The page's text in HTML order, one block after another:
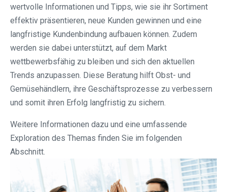
wertvolle Informationen und Tipps, wie sie ihr Sortiment
effektiv präsentieren, neue Kunden gewinnen und eine
langfristige Kundenbindung aufbauen können. Zudem
werden sie dabei unterstützt, auf dem Markt
wettbewerbsfähig zu bleiben und sich den aktuellen
Trends anzupassen. Diese Beratung hilft Obst- und
Gemüsehändlern, ihre Geschäftsprozesse zu verbessern
und somit ihren Erfolg langfristig zu sichern.
Weitere Informationen dazu und eine umfassende
Exploration des Themas finden Sie im folgenden
Abschnitt.